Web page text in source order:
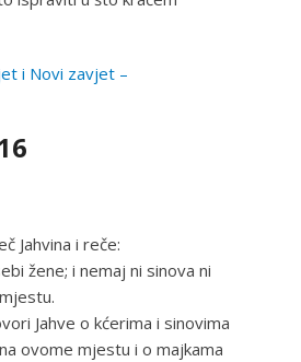
i Novi zavjet –
Jahvina i reče:
žene; i nemaj ni sinova ni
Jahve o kćerima i sinovima
ovome mjestu i o majkama